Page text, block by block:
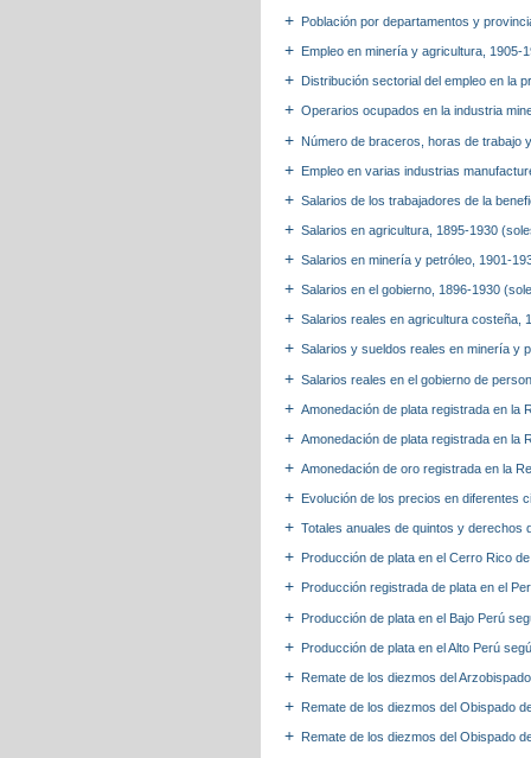
Población por departamentos y
Empleo en minería y agricultura, 1905-
Distribución sectorial del empleo en la
Operarios ocupados en la industria
Número de braceros, horas de trabajo
Empleo en varias industrias
Salarios de los trabajadores de la
Salarios en agricultura, 1895-1930
Salarios en minería y petróleo, 1901-
Salarios en el gobierno, 1896-1930
Salarios reales en agricultura costeña,
Salarios y sueldos reales en minería y
Salarios reales en el gobierno de
Amonedación de plata registrada en la
Amonedación de plata registrada en la
Amonedación de oro registrada en la
Evolución de los precios en diferentes
Totales anuales de quintos y derechos
Producción de plata en el Cerro Rico
Producción registrada de plata en el
Producción de plata en el Bajo Perú
Producción de plata en el Alto Perú
Remate de los diezmos del
Remate de los diezmos del Obispado
Remate de los diezmos del Obispado